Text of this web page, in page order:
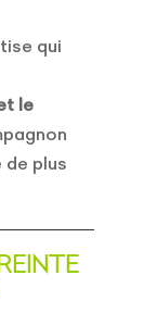
qui
le
plus